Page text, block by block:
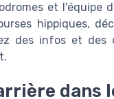
et l'équipe
hippiques,
des infos et des
dans